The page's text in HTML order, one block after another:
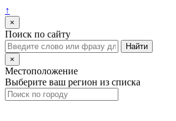
↑
×
Поиск по сайту
×
Местоположение
Выберите ваш регион из списка